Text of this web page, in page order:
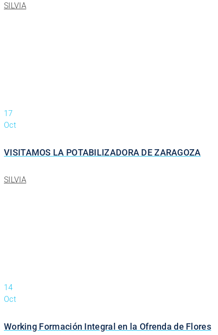
SILVIA
17
Oct
VISITAMOS LA POTABILIZADORA DE ZARAGOZA
SILVIA
14
Oct
Working Formación Integral en la Ofrenda de Flores